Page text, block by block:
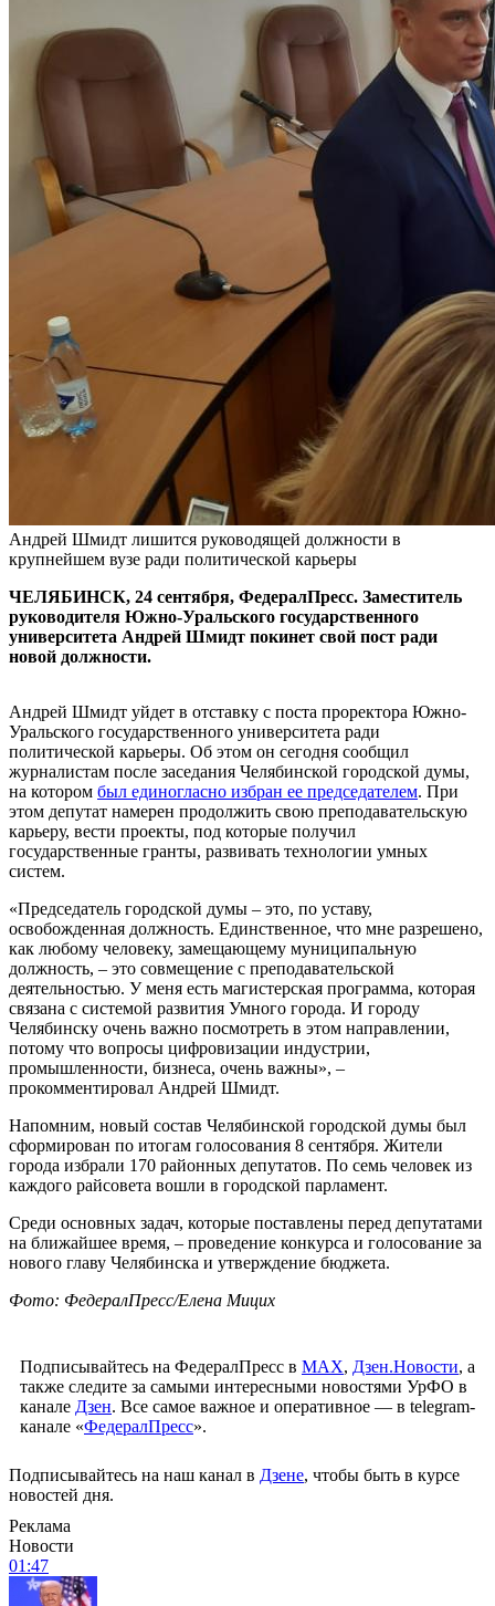
Андрей Шмидт лишится руководящей должности в
крупнейшем вузе ради политической карьеры
ЧЕЛЯБИНСК, 24 сентября, ФедералПресс. Заместитель
руководителя Южно-Уральского государственного
университета Андрей Шмидт покинет свой пост ради
новой должности.
Андрей Шмидт уйдет в отставку с поста проректора Южно-
Уральского государственного университета ради
политической карьеры. Об этом он сегодня сообщил
журналистам после заседания Челябинской городской думы,
на котором был единогласно избран ее председателем. При
этом депутат намерен продолжить свою преподавательскую
карьеру, вести проекты, под которые получил
государственные гранты, развивать технологии умных
систем.
«Председатель городской думы – это, по уставу,
освобожденная должность. Единственное, что мне разрешено,
как любому человеку, замещающему муниципальную
должность, – это совмещение с преподавательской
деятельностью. У меня есть магистерская программа, которая
связана с системой развития Умного города. И городу
Челябинску очень важно посмотреть в этом направлении,
потому что вопросы цифровизации индустрии,
промышленности, бизнеса, очень важны», –
прокомментировал Андрей Шмидт.
Напомним, новый состав Челябинской городской думы был
сформирован по итогам голосования 8 сентября. Жители
города избрали 170 районных депутатов. По семь человек из
каждого райсовета вошли в городской парламент.
Среди основных задач, которые поставлены перед депутатами
на ближайшее время, – проведение конкурса и голосование за
нового главу Челябинска и утверждение бюджета.
Фото: ФедералПресс/Елена Мицих
Подписывайтесь на ФедералПресс в МАХ, Дзен.Новости, а
также следите за самыми интересными новостями УрФО в
канале Дзен. Все самое важное и оперативное — в telegram-
канале «ФедералПресс».
Подписывайтесь на наш канал в Дзене, чтобы быть в курсе
новостей дня.
Реклама
Новости
01:47